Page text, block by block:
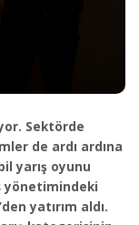
Sektörde
de ardı ardına
yarış oyunu
yönetimindeki
yatırım aldı.